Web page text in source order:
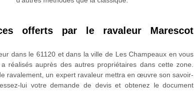
offerts par le ravaleur Marescot
dans le 61120 et dans la ville de Les Champeaux en vous
auprès des autres propriétaires dans cette zone.
ravalement, un expert ravaleur mettra en œuvre son savoir-
lui votre demande de devis et obtenez le document